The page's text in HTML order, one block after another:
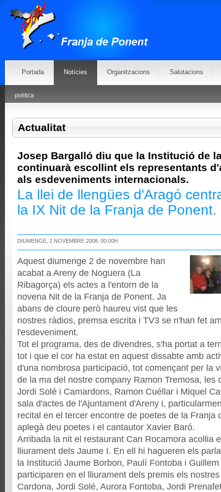
Portada Notícies Organitzacions Salutacions
politica
Actualitat
Josep Bargalló diu que la Institució de
continuarà escollint els representants
als esdeveniments internacionals.
La llei de llengües d'Aragó
la IX Nit de la Franja de Ponent.
DIUMENGE, 2 NOVEMBRE 2008. 00:00H
Aquest diumenge 2 de novembre han
acabat a Areny de Noguera (La
Ribagorça) els actes a l'entorn de la
novena Nit de la Franja de Ponent. Ja
abans de cloure però haureu vist que les
nostres ràdios, premsa escrita i TV3 se n'han fet
l'esdeveniment.
Tot el programa, des de divendres, s'ha portat a
tot i que el cor ha estat en aquest dissabte amb
d'una nombrosa participació, tot començant per la
de la ma del nostre company Ramon Tremosa, les
Jordi Solé i Camardons, Ramon Cuéllar i Miquel
sala d'actes de l'Ajuntament d'Areny i,
recital en el tercer encontre de poetes de la Franja
aplegà deu poetes i el cantautor Xavier Baró.
Arribada la nit el restaurant Can Rocamora acollia
lliurament dels Jaume I. En ell hi hagueren els
la Institució Jaume Borbon, Paulí Fontoba i
participaren en el lliurament dels premis els
Cardona, Jordi Solé, Aurora Fontoba, Jordi